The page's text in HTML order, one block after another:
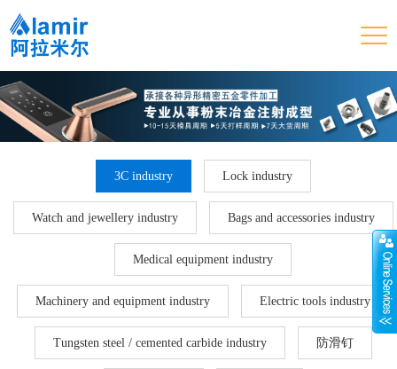
3C industry Lock industry
Watch and jewellery industry Bags and accessories industry
Medical equipment industry
Machinery and equipment industry Electric tools industry
Tungsten steel / cemented carbide industry 防滑钉